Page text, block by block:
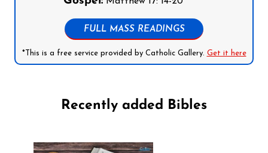
FULL MASS READINGS
*This is a free service provided by Catholic Gallery. Get it here
Recently added Bibles